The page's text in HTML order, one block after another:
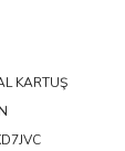
KARTUŞ